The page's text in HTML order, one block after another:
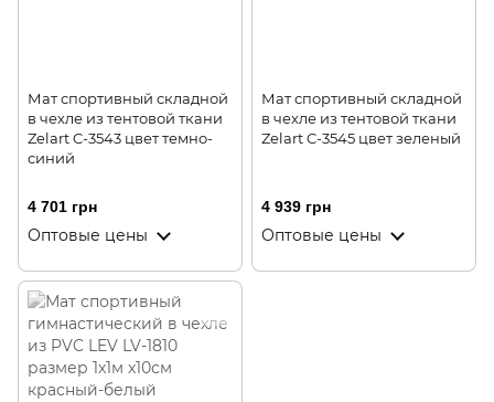
Мат спортивный складной
в чехле из тентовой ткани
Zelart C-3543 цвет темно-
синий
4 701 грн
Оптовые цены
Мат спортивный складной
в чехле из тентовой ткани
Zelart C-3545 цвет зеленый
4 939 грн
Оптовые цены